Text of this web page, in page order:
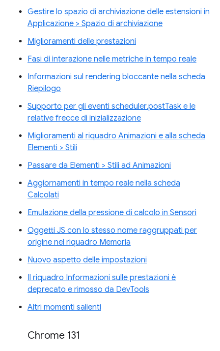
Gestire lo spazio di archiviazione delle estensioni in
Applicazione > Spazio di archiviazione
Miglioramenti delle prestazioni
Fasi di interazione nelle metriche in tempo reale
Informazioni sul rendering bloccante nella scheda
Riepilogo
Supporto per gli eventi scheduler.postTask e le
relative frecce di inizializzazione
Miglioramenti al riquadro Animazioni e alla scheda
Elementi > Stili
Passare da Elementi > Stili ad Animazioni
Aggiornamenti in tempo reale nella scheda
Calcolati
Emulazione della pressione di calcolo in Sensori
Oggetti JS con lo stesso nome raggruppati per
origine nel riquadro Memoria
Nuovo aspetto delle impostazioni
Il riquadro Informazioni sulle prestazioni è
deprecato e rimosso da DevTools
Altri momenti salienti
Chrome 131